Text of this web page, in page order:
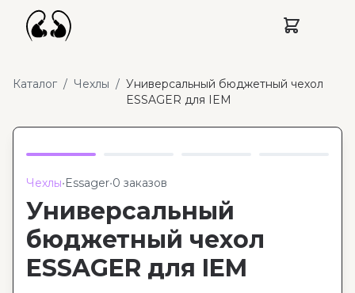
Каталог / Чехлы / Универсальный бюджетный чехол
ESSAGER для IEM
Чехлы•Essager•0 заказов
Универсальный
бюджетный чехол
ESSAGER для IEM